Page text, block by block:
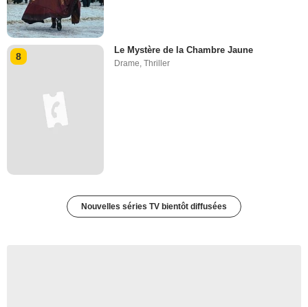
8
Le Mystère de la Chambre Jaune
Drame,Thriller
Nouvelles séries TV bientôt diffusées